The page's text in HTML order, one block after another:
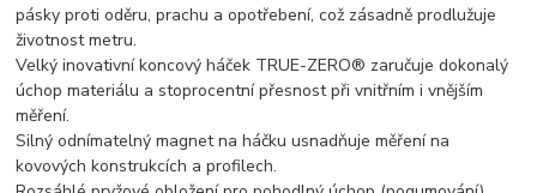
pásky proti oděru, prachu a opotřebení, což zásadně prodlužuje
životnost metru.
Velký inovativní koncový háček TRUE-ZERO® zaručuje dokonalý
úchop materiálu a stoprocentní přesnost při vnitřním i vnějším
měření.
Silný odnímatelný magnet na háčku usnadňuje měření na
kovových konstrukcích a profilech.